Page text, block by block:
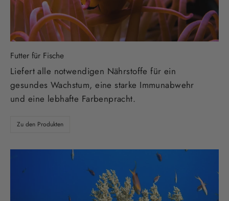
Futter für Fische
Liefert alle notwendigen Nährstoffe für ein
gesundes Wachstum, eine starke Immunabwehr
und eine lebhafte Farbenpracht.
Zu den Produkten